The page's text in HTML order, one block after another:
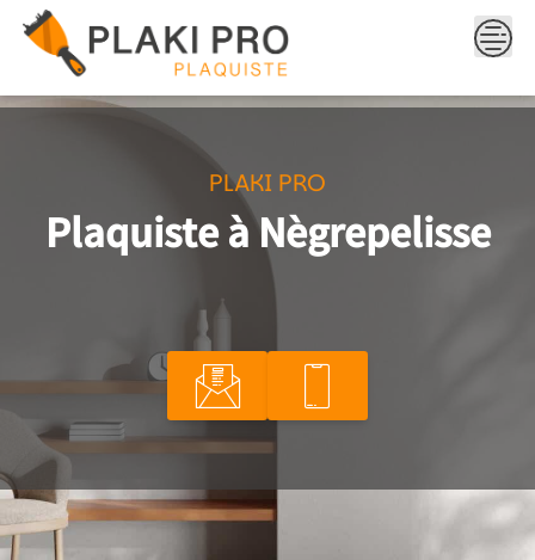
content
PLAKI PRO
Plaquiste à Nègrepelisse